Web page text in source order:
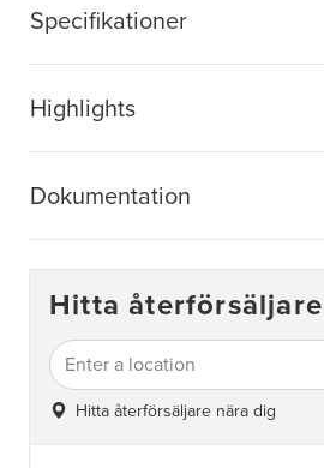
Specifikationer
Highlights
Dokumentation
Hitta återförsäljare
Hitta återförsäljare nära dig